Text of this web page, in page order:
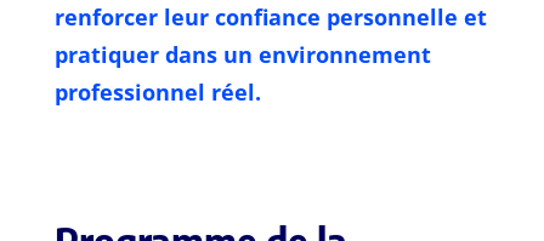
renforcer leur confiance personnelle et
pratiquer dans un environnement
professionnel réel.